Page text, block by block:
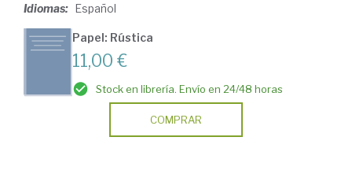
Idiomas: Español
Papel: Rústica
11,00 €
Stock en librería. Envío en 24/48 horas
COMPRAR